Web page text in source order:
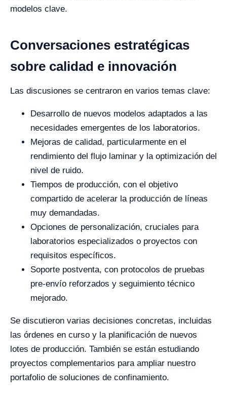
modelos clave.
Conversaciones estratégicas
sobre calidad e innovación
Las discusiones se centraron en varios temas clave:
Desarrollo de nuevos modelos adaptados a las
necesidades emergentes de los laboratorios.
Mejoras de calidad, particularmente en el
rendimiento del flujo laminar y la optimización del
nivel de ruido.
Tiempos de producción, con el objetivo
compartido de acelerar la producción de líneas
muy demandadas.
Opciones de personalización, cruciales para
laboratorios especializados o proyectos con
requisitos específicos.
Soporte postventa, con protocolos de pruebas
pre-envío reforzados y seguimiento técnico
mejorado.
Se discutieron varias decisiones concretas, incluidas
las órdenes en curso y la planificación de nuevos
lotes de producción. También se están estudiando
proyectos complementarios para ampliar nuestro
portafolio de soluciones de confinamiento.